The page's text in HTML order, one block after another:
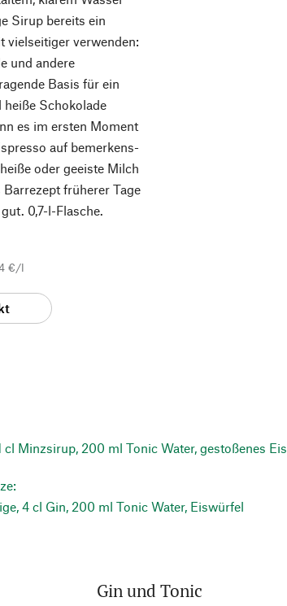
Sirup bereits ein
vielseitiger verwenden:
und andere
Basis für ein
heiße Schokolade
es im ersten Moment
auf bemerkens-
oder geeiste Milch
früherer Tage
0,7-l-Flasche.
€/l
cl Minzsirup, 200 ml Tonic Water, gestoßenes Eis
4 cl Gin, 200 ml Tonic Water, Eiswürfel
Gin und Tonic